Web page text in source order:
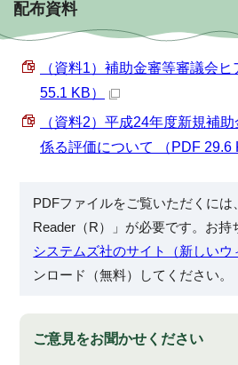
配布資料
（資料1）補助金審等審議会
55.1 KB）
（資料2）平成24年度新規補
係る評価について （PDF 29.6
PDFファイルをご覧いただくには
Reader（R）」が必要です。お持
システムズ社のサイト（新しいウ
ンロード（無料）してください。
ご意見をお聞かせください